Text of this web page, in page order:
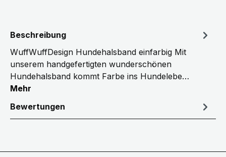
Beschreibung
WuffWuffDesign Hundehalsband einfarbig Mit
unserem handgefertigten wunderschönen
Hundehalsband kommt Farbe ins Hundelebe…
Mehr
Bewertungen